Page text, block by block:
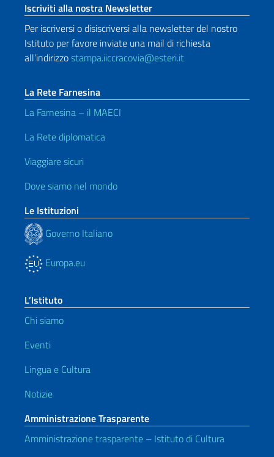
Iscriviti alla nostra Newsletter
Per iscriversi o disiscriversi alla newsletter del nostro
Istituto per favore inviate una mail di richiesta
all’indirizzostampa.iiccracovia@esteri.it
La Rete Farnesina
La Farnesina – il MAECI
La Rete diplomatica
Viaggiare sicuri
Dove siamo nel mondo
Le Istituzioni
Governo Italiano
Europa.eu
L’Istituto
Chi siamo
Eventi
Lingua e Cultura
Notizie
Amministrazione Trasparente
Amministrazione trasparente – Istituto di Cultura